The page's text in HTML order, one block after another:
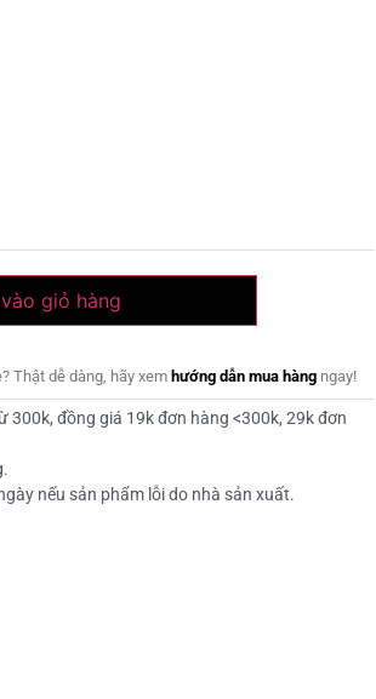
giỏ hàng
Thật dễ dàng, hãy xem hướng dẫn mua hàng ngay!
300k, đồng giá 19k đơn hàng <300k, 29k đơn
nếu sản phẩm lỗi do nhà sản xuất.